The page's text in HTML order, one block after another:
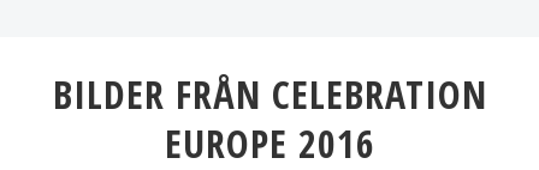
BILDER FRÅN CELEBRATION
EUROPE 2016